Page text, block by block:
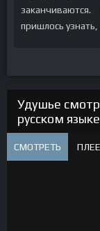
пришлось узнать,
Удушье
русском языке
СМОТРЕТЬ